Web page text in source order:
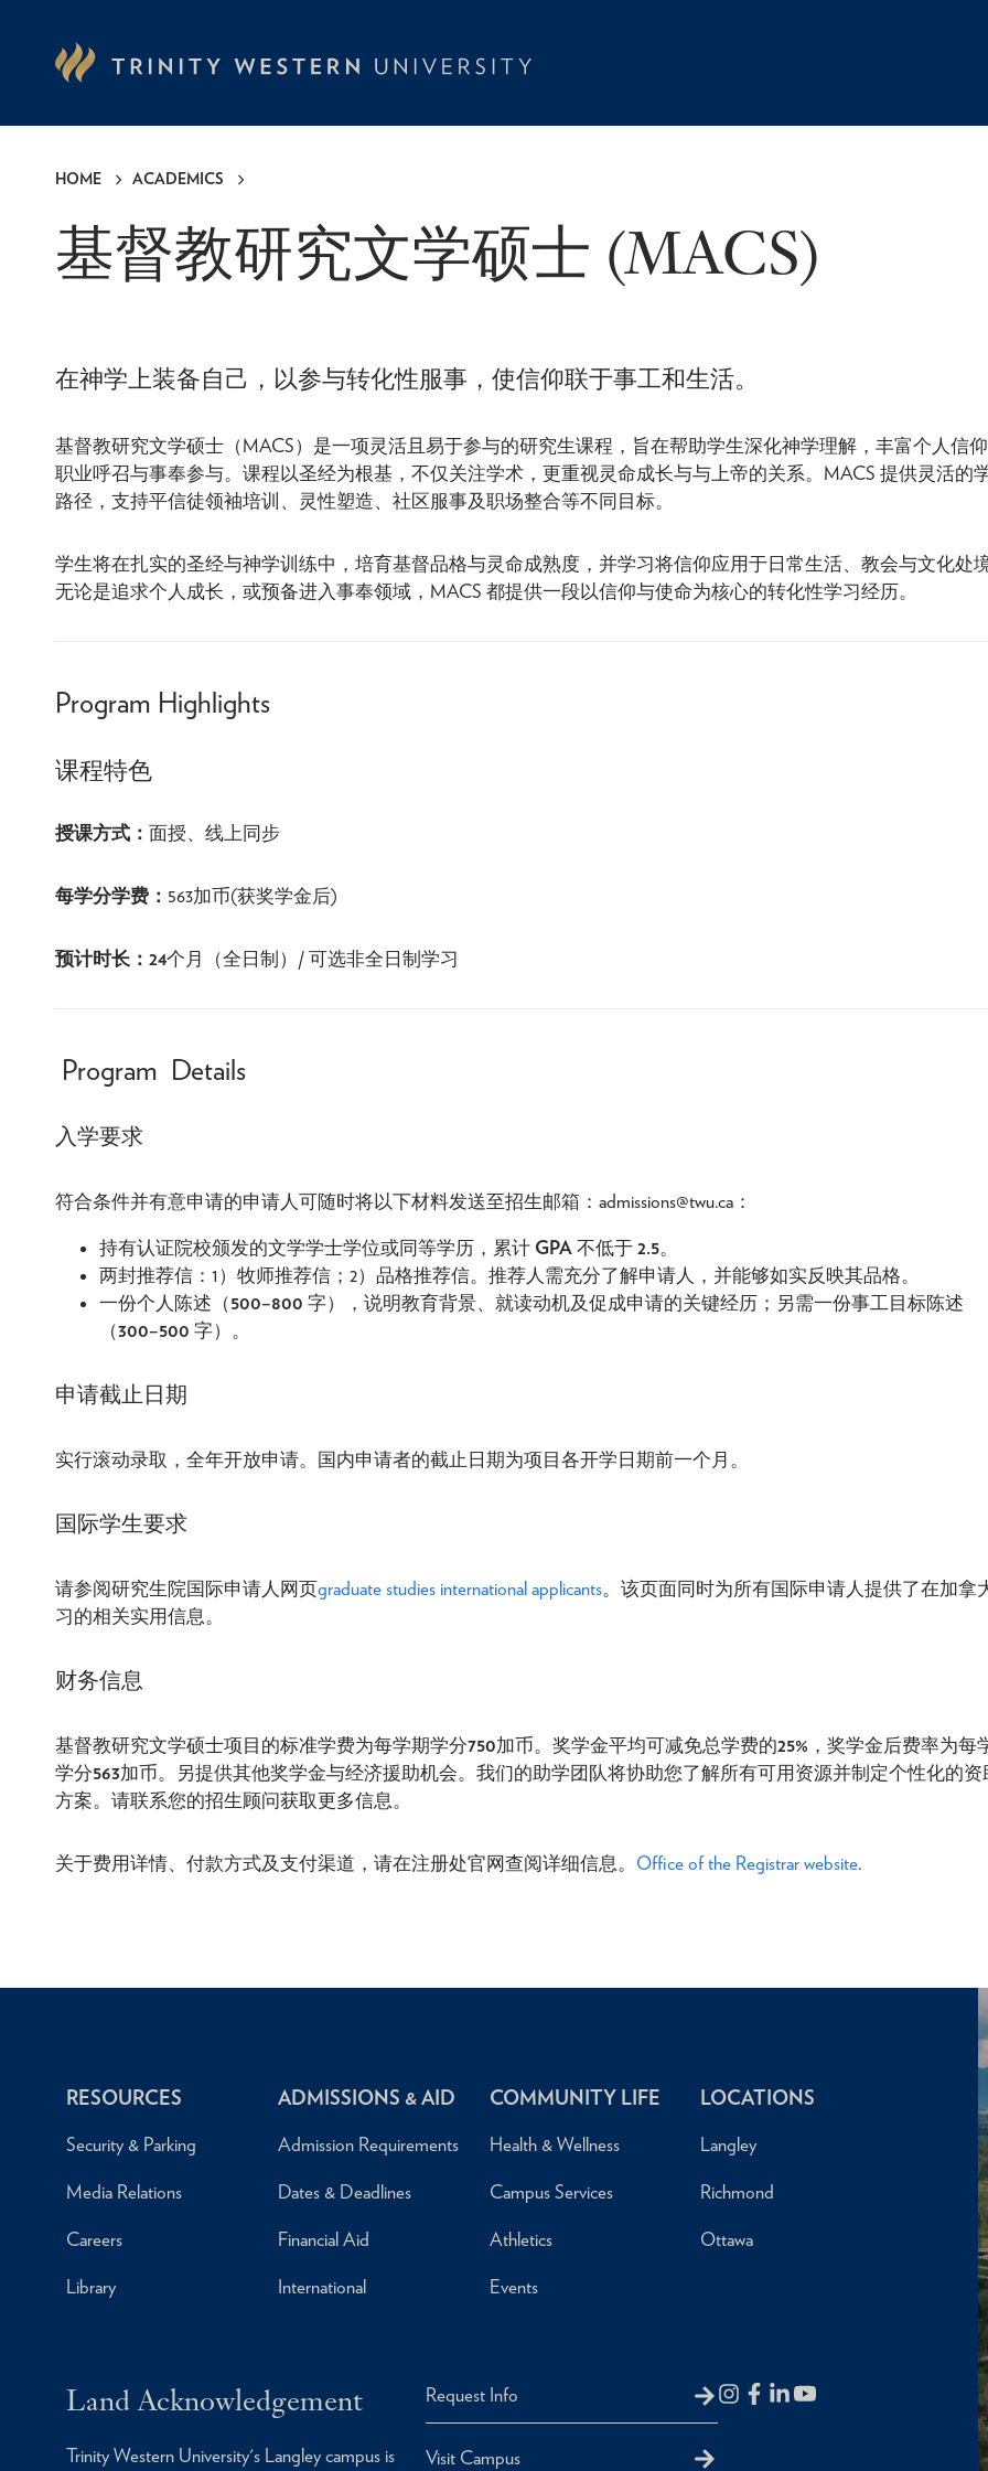
HOME ACADEMICS
基督教研究文学硕士 (MACS)
在神学上装备自己，以参与转化性服事，使信仰联于事工和生活。
基督教研究文学硕士（MACS）是一项灵活且易于参与的研究生课程，旨在帮助学生深化神学理解，丰富个人信
职业呼召与事奉参与。课程以圣经为根基，不仅关注学术，更重视灵命成长与与上帝的关系。MACS 提供灵活的
路径，支持平信徒领袖培训、灵性塑造、社区服事及职场整合等不同目标。
学生将在扎实的圣经与神学训练中，培育基督品格与灵命成熟度，并学习将信仰应用于日常生活、教会与文化处
无论是追求个人成长，或预备进入事奉领域，MACS 都提供一段以信仰与使命为核心的转化性学习经历。
Program Highlights
课程特色
授课方式： 面授、线上同步
每学分学费： 563加币(获奖学金后)
预计时长：24个月（全日制）/ 可选非全日制学习
Program Details
入学要求
符合条件并有意申请的申请人可随时将以下材料发送至招生邮箱：admissions@twu.ca：
持有认证院校颁发的文学学士学位或同等学历，累计 GPA 不低于 2.5。
两封推荐信：1）牧师推荐信；2）品格推荐信。推荐人需充分了解申请人，并能够如实反映其品格。
一份个人陈述（500–800 字），说明教育背景、就读动机及促成申请的关键经历；另需一份事工目标陈述
（300–500 字）。
申请截止日期
实行滚动录取，全年开放申请。国内申请者的截止日期为项目各开学日期前一个月。
国际学生要求
请参阅研究生院国际申请人网页graduate studies international applicants。该页面同时为所有国际申请人提供了在加拿
习的相关实用信息。
财务信息
基督教研究文学硕士项目的标准学费为每学期学分750加币。奖学金平均可减免总学费的25% ，奖学金后费率为每
学分563加币。另提供其他奖学金与经济援助机会。我们的助学团队将协助您了解所有可用资源并制定个性化的资
方案。请联系您的招生顾问获取更多信息。
关于费用详情、付款方式及支付渠道，请在注册处官网查阅详细信息。 Office of the Registrar website.
RESOURCES
Security & Parking
Media Relations
Careers
Library
ADMISSIONS & AID
Admission Requirements
Dates & Deadlines
Financial Aid
International
COMMUNITY LIFE
Health & Wellness
Campus Services
Athletics
Events
LOCATIONS
Langley
Richmond
Ottawa
Land Acknowledgement
Trinity Western University's Langley campus is
Request Info
Visit Campus